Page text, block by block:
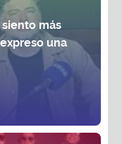
siento más
una